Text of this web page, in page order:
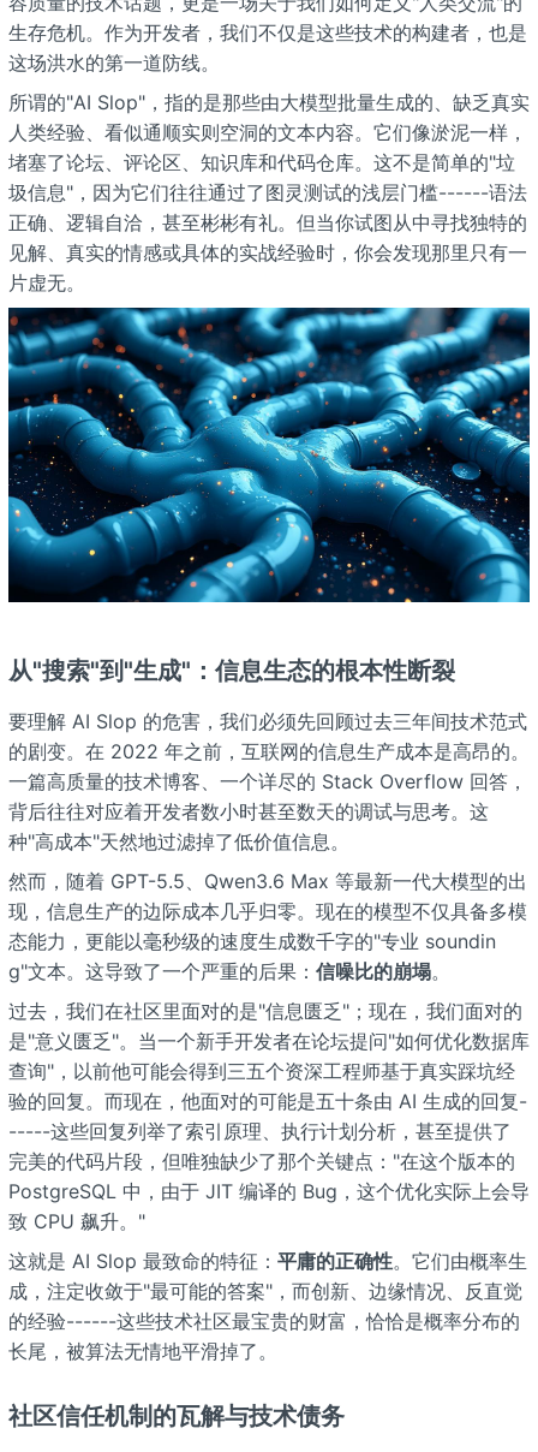
生存危机。作为开发者，我们不仅是这些技术的构建者，也是
这场洪水的第一道防线。
所谓的"AI Slop"，指的是那些由大模型批量生成的、缺乏真实
人类经验、看似通顺实则空洞的文本内容。它们像淤泥一样，
堵塞了论坛、评论区、知识库和代码仓库。这不是简单的"垃
圾信息"，因为它们往往通过了图灵测试的浅层门槛------语法
正确、逻辑自洽，甚至彬彬有礼。但当你试图从中寻找独特的
见解、真实的情感或具体的实战经验时，你会发现那里只有一
片虚无。
从"搜索"到"生成"：信息生态的根本性断裂
要理解 AI Slop 的危害，我们必须先回顾过去三年间技术范式
的剧变。在 2022 年之前，互联网的信息生产成本是高昂的。
一篇高质量的技术博客、一个详尽的 Stack Overflow 回答，
背后往往对应着开发者数小时甚至数天的调试与思考。这
种"高成本"天然地过滤掉了低价值信息。
然而，随着 GPT-5.5、Qwen3.6 Max 等最新一代大模型的出
现，信息生产的边际成本几乎归零。现在的模型不仅具备多模
态能力，更能以毫秒级的速度生成数千字的"专业 soundin
g"文本。这导致了一个严重的后果： 信噪比的崩塌。
过去，我们在社区里面对的是"信息匮乏"；现在，我们面对的
是"意义匮乏"。当一个新手开发者在论坛提问"如何优化数据库
查询"，以前他可能会得到三五个资深工程师基于真实踩坑经
验的回复。而现在，他面对的可能是五十条由 AI 生成的回复-
-----这些回复列举了索引原理、执行计划分析，甚至提供了
完美的代码片段，但唯独缺少了那个关键点："在这个版本的
PostgreSQL 中，由于 JIT 编译的 Bug，这个优化实际上会导
致 CPU 飙升。"
这就是 AI Slop 最致命的特征： 平庸的正确性。它们由概率生
成，注定收敛于"最可能的答案"，而创新、边缘情况、反直觉
的经验------这些技术社区最宝贵的财富，恰恰是概率分布的
长尾，被算法无情地平滑掉了。
社区信任机制的瓦解与技术债务